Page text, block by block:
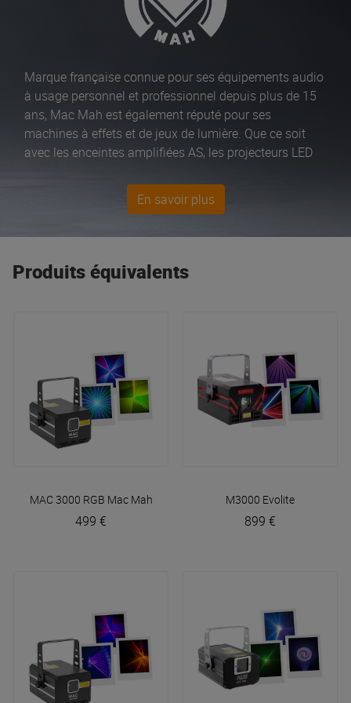
Marque française connue pour ses équipements audio
à usage personnel et professionnel depuis plus de 15
ans, Mac Mah est également réputé pour ses
machines à effets et de jeux de lumière. Que ce soit
avec les enceintes amplifiées AS, les projecteurs LED
avec un petit budget. Mac Mah propose également des
lecteurs multi sources et barres d’animation d’un
En savoir plus
Produits équivalents
MAC 3000 RGB Mac Mah
499 €
M3000 Evolite
899 €